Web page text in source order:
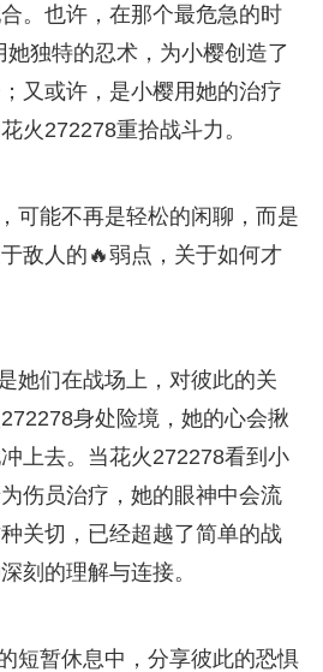
。也许，在那个最危急的时
独特的忍术，为小樱创造了
又或许，是小樱用她的治疗
火272278重拾战斗力。
可能不再是轻松的闲聊，而是
敌人的🔥弱点，关于如何才
她们在战场上，对彼此的关
身处险境，她的心会揪
上去。当花火272278看到小
伤员治疗，她的眼神中会流
关切，已经超越了简单的战
刻的理解与连接。
短暂休息中，分享彼此的恐惧